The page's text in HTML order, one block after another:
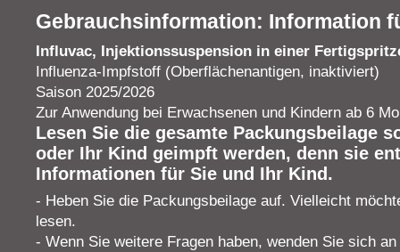
Gebrauchsinformation: Information
Influvac, Injektionssuspension in einer
Influenza-Impfstoff (Oberflächenantigen, inaktiviert)
Saison 2025/2026
Zur Anwendung bei Erwachsenen und Kindern ab 6
Lesen Sie die gesamte Packungsbeilage
oder Ihr Kind geimpft werden, denn sie
Informationen für Sie und Ihr Kind.
- Heben Sie die Packungsbeilage auf. Vielleicht
lesen.
- Wenn Sie weitere Fragen haben, wenden Sie sich